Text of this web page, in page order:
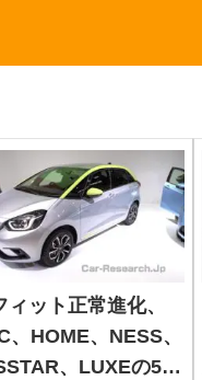
ィット正常進化、
、HOME、NESS、
、LUXEの5タ